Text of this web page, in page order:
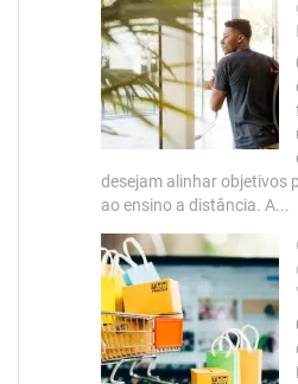
desejam alinhar objetivos
ao ensino a distância. A...